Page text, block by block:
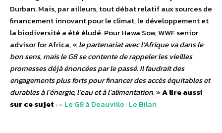
Durban. Mais, par ailleurs, tout débat relatif aux sources de
financement innovant pour le climat, le développement et
la biodiversité a été éludé. Pour Hawa Sow, WWF senior
advisor for Africa, « le partenariat avec l’Afrique va dans le
bon sens, mais le G8 se contente de rappeler les vieilles
promesses déjà énoncées par le passé. Il faudrait des
engagements plus forts pour financer des accès équitables et
durables à l’énergie, l’eau et à l’alimentation.»A lire aussi
sur ce sujet : – Le G8 à Deauville : Le Bilan